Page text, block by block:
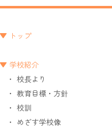
トップ
学校紹介
校長より
教育目標・方針
校訓
めざす学校像